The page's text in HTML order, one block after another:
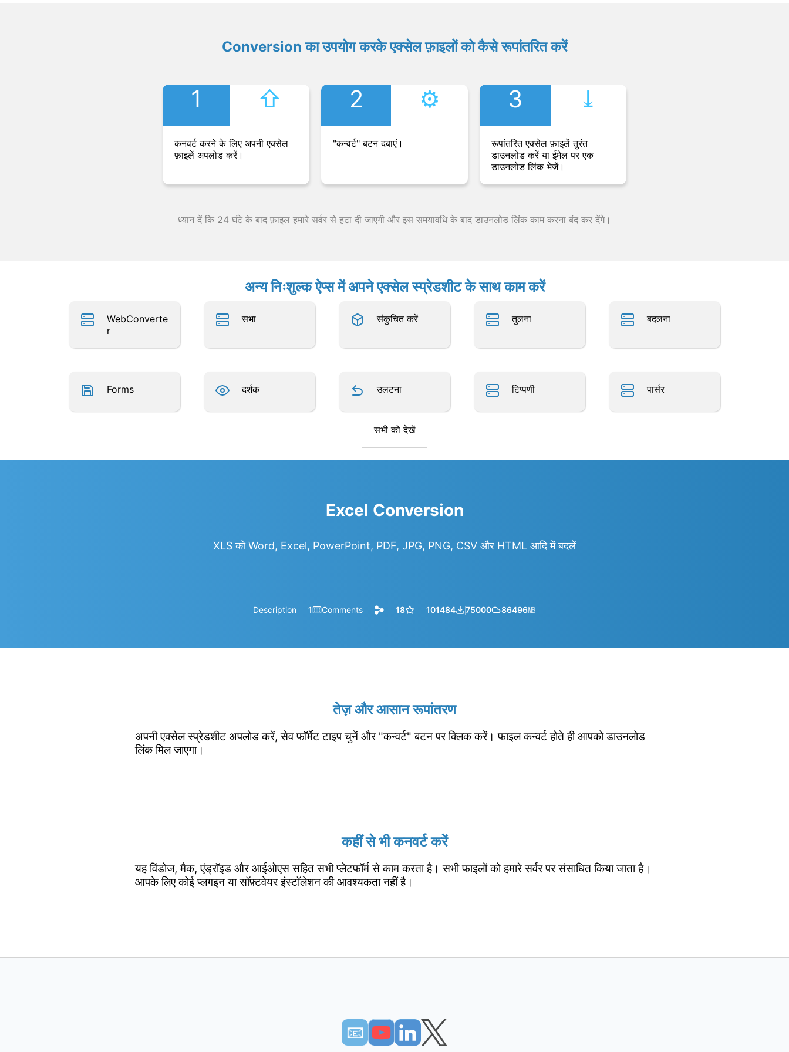
Conversion का उपयोग करके एक्सेल फ़ाइलों को कैसे रूपांतरित करें
1 ⇧︎
कनवर्ट करने के लिए अपनी एक्सेल
फ़ाइलें अपलोड करें।
2 ⚙︎
"कन्वर्ट" बटन दबाएं।
3 ⤓︎
रूपांतरित एक्सेल फ़ाइलें तुरंत
डाउनलोड करें या ईमेल पर एक
डाउनलोड लिंक भेजें।
ध्यान दें कि 24 घंटे के बाद फ़ाइल हमारे सर्वर से हटा दी जाएगी और इस समयावधि के बाद डाउनलोड लिंक काम करना बंद कर देंगे।
अन्य निःशुल्क ऐप्स में अपने एक्सेल स्प्रेडशीट के साथ काम करें
WebConverte
r
सभा संकुचित करें तुलना बदलना
Forms दर्शक उलटना टिप्पणी पार्सर
सभी को देखें
Excel Conversion
XLS को Word, Excel, PowerPoint, PDF, JPG, PNG, CSV और HTML आदि में बदलें
Description 1 Comments 18 101484 75000 86496㎆︎
तेज़ और आसान रूपांतरण
अपनी एक्सेल स्प्रेडशीट अपलोड करें, सेव फॉर्मेट टाइप चुनें और "कन्वर्ट" बटन पर क्लिक करें। फाइल कन्वर्ट होते ही आपको डाउनलोड
लिंक मिल जाएगा।
कहीं से भी कनवर्ट करें
यह विंडोज, मैक, एंड्रॉइड और आईओएस सहित सभी प्लेटफॉर्म से काम करता है। सभी फाइलों को हमारे सर्वर पर संसाधित किया जाता है।
आपके लिए कोई प्लगइन या सॉफ़्टवेयर इंस्टॉलेशन की आवश्यकता नहीं है।
📧︎